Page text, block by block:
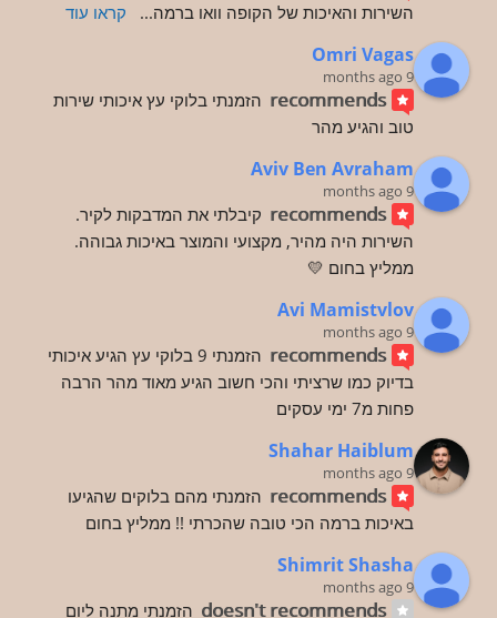
השירות והאיכות של הקופה וואו ברמה... קראו עוד
Omri Vagas
9 months ago
recommends
טוב והגיע מהר
Aviv Ben Avraham
9 months ago
recommends קיבלתי את המדבקות לקיר.
השירות היה מהיר, מקצועי והמוצר באיכות גבוהה.
ממליץ בחום 💛
Avi Mamistvlov
9 months ago
recommends
פחות מ7 ימי עסקים
Shahar Haiblum
9 months ago
recommends
באיכות ברמה הכי טובה שהכרתי !! ממליץ בחום
Shimrit Shasha
9 months ago
doesn't recommends